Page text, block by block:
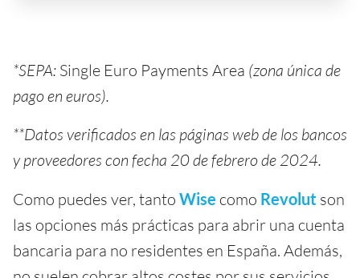
*SEPA: Single Euro Payments Area (zona única de
pago en euros).
**Datos verificados en las páginas web de los bancos
y proveedores con fecha 20 de febrero de 2024.
Como puedes ver, tanto Wise como Revolut son
las opciones más prácticas para abrir una cuenta
bancaria para no residentes en España. Además,